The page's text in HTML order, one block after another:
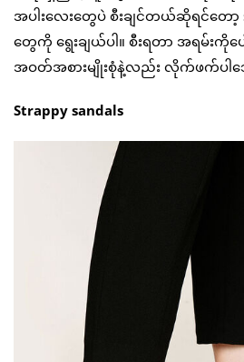
အပါးလေးတွေပဲ စီးချင်တယ်ဆိုရင်တော့
တွေကို ရွေးချယ်ပါ။ စီးရတာ အရမ်းကိုပေါ့
အဝတ်အစားမျိုးစုံနဲ့လည်း လိုက်ဖက်ပါ
Strappy sandals